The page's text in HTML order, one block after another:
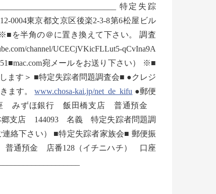
特定失踪
京都文京区後楽2-3-8第6松屋ビル
※■を半角の＠に置き換えて下さい。 調査
channel/UCECjVKicFLLut5-qCvIna9A
宛メールをお送り下さい） ※■
ます＞ ■特定失踪者問題調査会■ ●クレジ
ます。www.chosa-kai.jp/net_de_kifu ●郵便
座 みずほ銀行 飯田橋支店 普通預金
支店 144093 名義 特定失踪者問題調
絡下さい） ■特定失踪者家族会■ 郵便振
普通預金 店番128（イチニハチ） 口座